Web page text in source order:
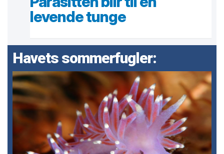
levende tunge
Havets sommerfugler: